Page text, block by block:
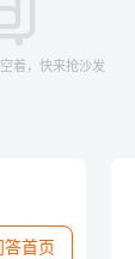
着，快来抢沙发
首页